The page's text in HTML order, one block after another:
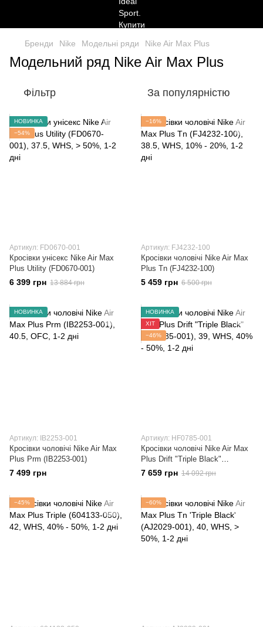
Бренди Nike Модельні ряди Nike Air Max Plus
Модельний ряд Nike Air Max Plus
Фільтр За популярністю
НОВИНКА
−54%
Артикул: FD0670-001
Кросівки унісекс Nike Air Max
Plus Utility (FD0670-001)
6 399 грн 13 884 грн
−16%
Артикул: FJ4232-100
Кросівки чоловічі Nike Air Max
Plus Tn (FJ4232-100)
5 459 грн 6 500 грн
НОВИНКА
Артикул: IB2253-001
Кросівки чоловічі Nike Air Max
Plus Prm (IB2253-001)
7 499 грн
НОВИНКА
ХІТ
−46%
Артикул: HF0785-001
Кросівки чоловічі Nike Air Max
Plus Drift "Triple Black"
(HF0785-001)
7 659 грн 14 092 грн
−45% −60%